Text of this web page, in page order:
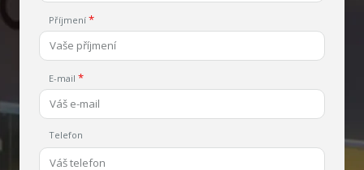
Příjmení
E-mail
Telefon